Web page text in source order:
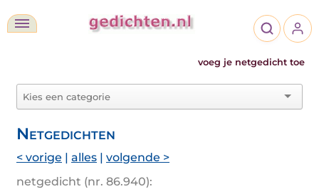
voeg je netgedicht toe
Netgedichten
< vorige | alles | volgende >
netgedicht (nr. 86.940):